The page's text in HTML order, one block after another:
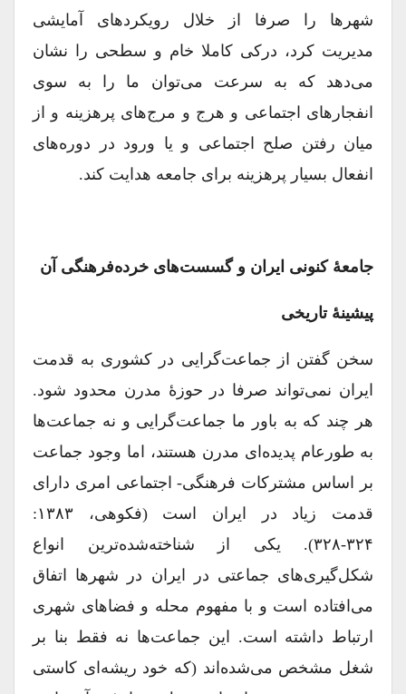
شهرها را صرفا از خلال رویکردهای آمایشی
مدیریت کرد، درکی کاملا خام و سطحی را نشان
می‌دهد که به سرعت می‌توان ما را به سوی
انفجارهای اجتماعی و هرج و مرج‌های پر‌هزینه و از
میان رفتن صلح اجتماعی و یا ورود در دوره‌های
انفعال بسیار پر‌هزینه برای جامعه هدایت کند.
جامعۀ کنونی ایران و گسست‌های خرده‌فرهنگی آن
پیشینۀ تاریخی
سخن گفتن از جماعت‌گرایی در کشوری به قدمت
ایران نمی‌تواند صرفا در حوزۀ مدرن محدود شود.
هر چند که به باور ما جماعت‌گرایی و نه جماعت‌ها
به طورعام پدیده‌ای مدرن هستند، اما وجود جماعت
بر اساس مشترکات فرهنگی- اجتماعی امری دارای
قدمت زیاد در ایران است (فکوهی، ۱۳۸۳:
۳۲۴-۳۲۸). یکی از شناخته‌شده‌ترین انواع
شکل‌گیری‌های جماعتی در ایران در شهرها اتفاق
می‌افتاده است و با مفهوم محله و فضاهای شهری
ارتباط داشته است. این جماعت‌ها نه فقط بنا بر
شغل مشخص می‌شده‌اند (که خود ریشه‌ای کاستی